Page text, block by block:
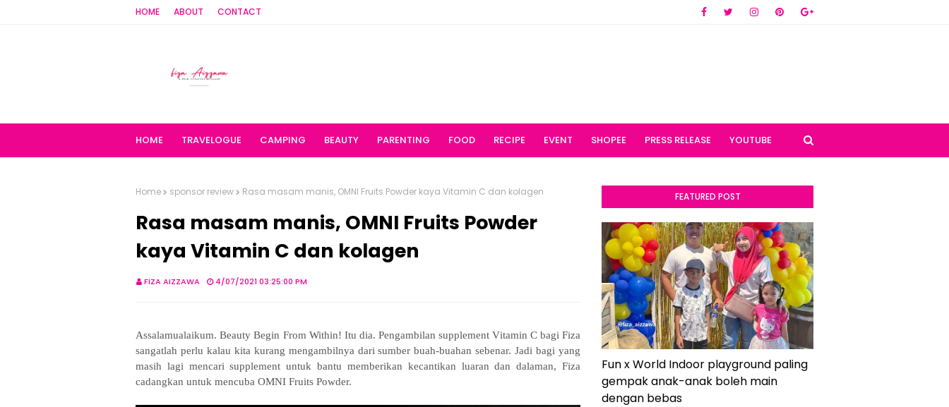
HOME ABOUT CONTACT
HOME TRAVELOGUE CAMPING BEAUTY PARENTING FOOD RECIPE EVENT SHOPEE PRESS RELEASE YOUTUBE
Home sponsor review Rasa masam manis, OMNI Fruits Powder kaya Vitamin C dan kolagen
Rasa masam manis, OMNI Fruits Powder
kaya Vitamin C dan kolagen
FIZA AIZZAWA 4/07/2021 03:25:00 PM
Assalamualaikum. Beauty Begin From Within! Itu dia. Pengambilan supplement Vitamin C bagi Fiza
sangatlah perlu kalau kita kurang mengambilnya dari sumber buah-buahan sebenar. Jadi bagi yang
masih lagi mencari supplement untuk bantu memberikan kecantikan luaran dan dalaman, Fiza
cadangkan untuk mencuba OMNI Fruits Powder.
FEATURED POST
Fun x World Indoor playground paling
gempak anak-anak boleh main
dengan bebas